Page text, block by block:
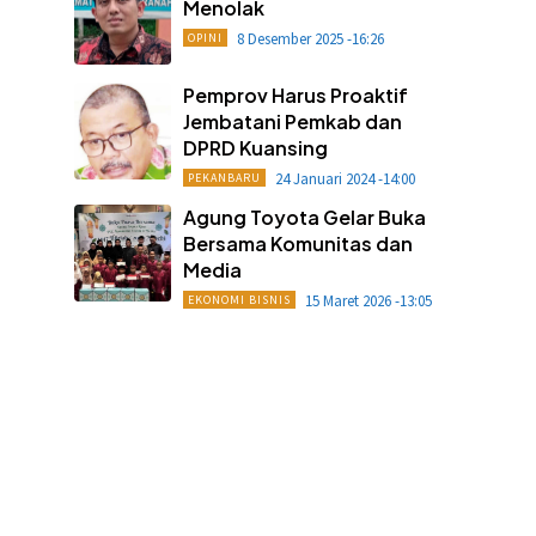
Menolak
OPINI 8 Desember 2025 -16:26
Pemprov Harus Proaktif
Jembatani Pemkab dan
DPRD Kuansing
PEKANBARU 24 Januari 2024 -14:00
Agung Toyota Gelar Buka
Bersama Komunitas dan
Media
EKONOMI BISNIS 15 Maret 2026 -13:05